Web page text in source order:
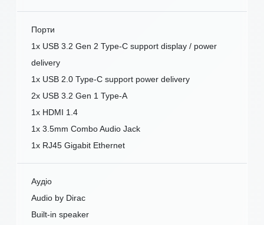
Порти
1x USB 3.2 Gen 2 Type-C support display / power
delivery
1x USB 2.0 Type-C support power delivery
2x USB 3.2 Gen 1 Type-A
1x HDMI 1.4
1x 3.5mm Combo Audio Jack
1x RJ45 Gigabit Ethernet
Аудіо
Audio by Dirac
Built-in speaker